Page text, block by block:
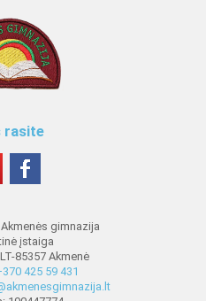
rasite
gimnazija
įstaiga
85357 Akmenė
425 59 431